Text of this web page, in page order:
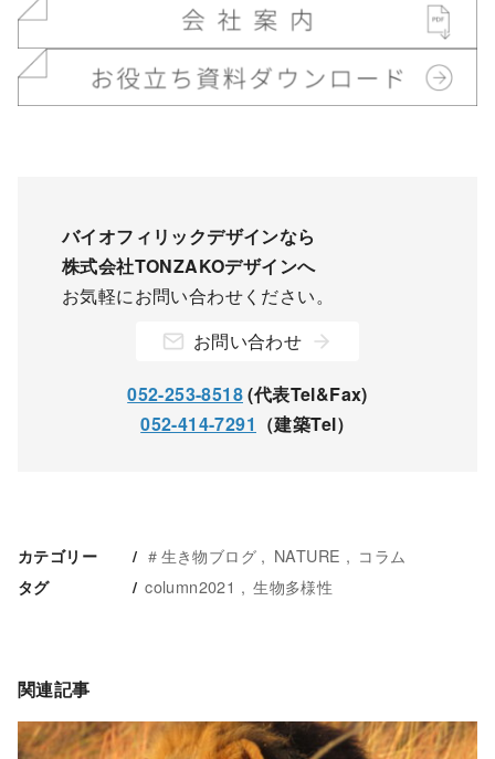
バイオフィリックデザインなら
株式会社TONZAKOデザインへ
お気軽にお問い合わせください。
お問い合わせ
052-253-8518(代表Tel&Fax)
052-414-7291 （建築Tel）
カテゴリー ＃生き物ブログ NATURE コラム
タグ column2021 生物多様性
関連記事